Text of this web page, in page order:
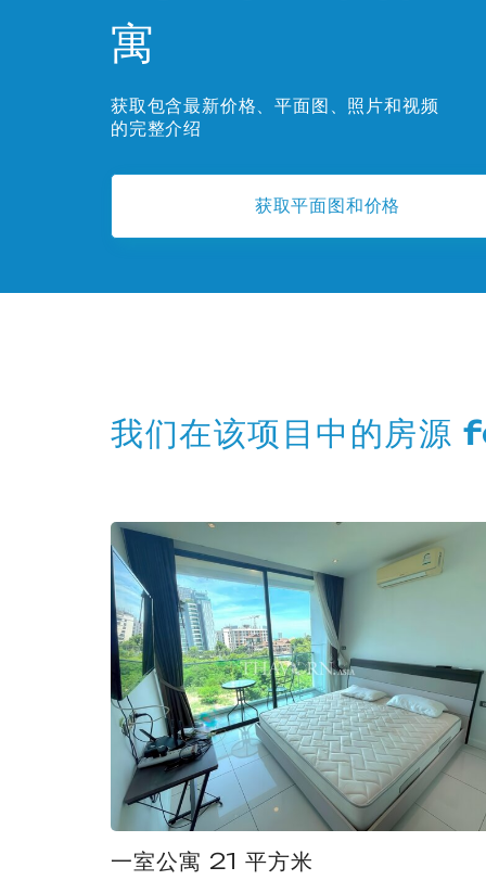
寓
获取包含最新价格、平面图、照片和视频
的完整介绍
获取平面图和价格
我们在该项目中的
一室公寓 21 平方米